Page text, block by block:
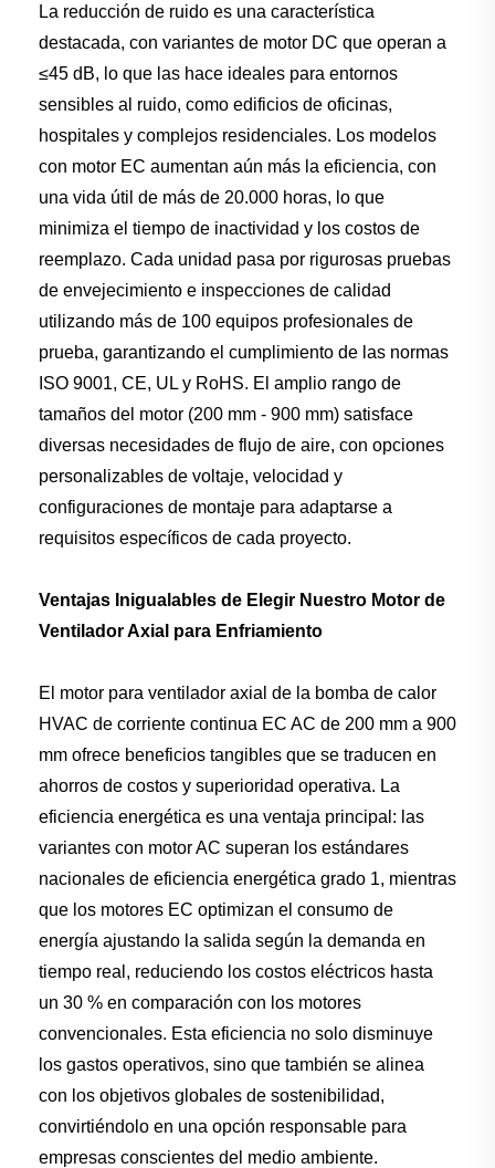
La reducción de ruido es una característica
destacada, con variantes de motor DC que operan a
≤45 dB, lo que las hace ideales para entornos
sensibles al ruido, como edificios de oficinas,
hospitales y complejos residenciales. Los modelos
con motor EC aumentan aún más la eficiencia, con
una vida útil de más de 20.000 horas, lo que
minimiza el tiempo de inactividad y los costos de
reemplazo. Cada unidad pasa por rigurosas pruebas
de envejecimiento e inspecciones de calidad
utilizando más de 100 equipos profesionales de
prueba, garantizando el cumplimiento de las normas
ISO 9001, CE, UL y RoHS. El amplio rango de
tamaños del motor (200 mm - 900 mm) satisface
diversas necesidades de flujo de aire, con opciones
personalizables de voltaje, velocidad y
configuraciones de montaje para adaptarse a
requisitos específicos de cada proyecto.
Ventajas Inigualables de Elegir Nuestro Motor de
Ventilador Axial para Enfriamiento
El motor para ventilador axial de la bomba de calor
HVAC de corriente continua EC AC de 200 mm a 900
mm ofrece beneficios tangibles que se traducen en
ahorros de costos y superioridad operativa. La
eficiencia energética es una ventaja principal: las
variantes con motor AC superan los estándares
nacionales de eficiencia energética grado 1, mientras
que los motores EC optimizan el consumo de
energía ajustando la salida según la demanda en
tiempo real, reduciendo los costos eléctricos hasta
un 30 % en comparación con los motores
convencionales. Esta eficiencia no solo disminuye
los gastos operativos, sino que también se alinea
con los objetivos globales de sostenibilidad,
convirtiéndolo en una opción responsable para
empresas conscientes del medio ambiente.